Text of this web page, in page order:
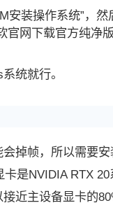
安装操作系统”，
官网下载官方纯净
统就行。
掉帧，所以需要安
是NVIDIA RTX 20
近主设备显卡的